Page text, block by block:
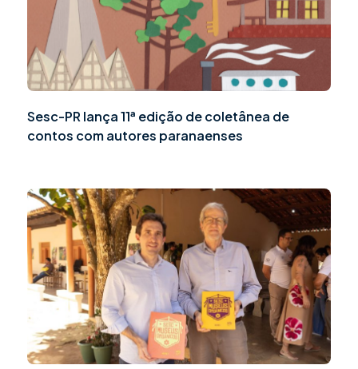
Sesc-PR lança 11ª edição de coletânea de
contos com autores paranaenses